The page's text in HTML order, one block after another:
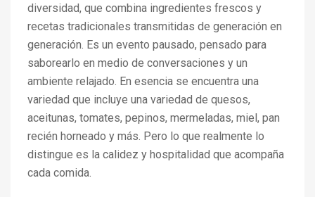
diversidad, que combina ingredientes frescos y
recetas tradicionales transmitidas de generación en
generación. Es un evento pausado, pensado para
saborearlo en medio de conversaciones y un
ambiente relajado. En esencia se encuentra una
variedad que incluye una variedad de quesos,
aceitunas, tomates, pepinos, mermeladas, miel, pan
recién horneado y más. Pero lo que realmente lo
distingue es la calidez y hospitalidad que acompaña
cada comida.